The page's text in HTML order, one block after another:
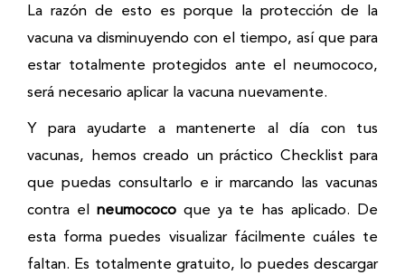
La razón de esto es porque la protección de la
vacuna va disminuyendo con el tiempo, así que para
estar totalmente protegidos ante el neumococo,
será necesario aplicar la vacuna nuevamente.
Y para ayudarte a mantenerte al día con tus
vacunas, hemos creado un práctico Checklist para
que puedas consultarlo e ir marcando las vacunas
contra el neumococoque ya te has aplicado. De
esta forma puedes visualizar fácilmente cuáles te
faltan. Es totalmente gratuito, lo puedes descargar